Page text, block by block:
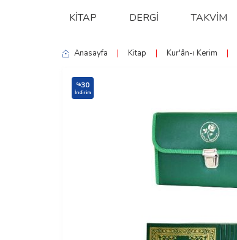
KITAP DERGI TAKVIM
Anasayfa | Kitap | Kur'ân-ı Kerim |
%30
İndirim